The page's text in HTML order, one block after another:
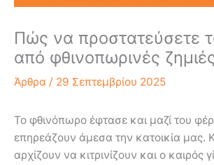
Πώς να προστατεύσετε
από φθινοπωρινές
Άρθρα / 29 Σεπτεμβρίου 2025
Το φθινόπωρο έφτασε και μαζί του
επηρεάζουν άμεσα την κατοικία μας.
αρχίζουν να κιτρινίζουν και ο καιρός